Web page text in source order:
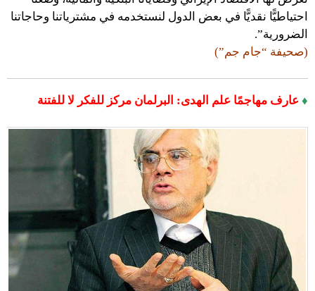
احتياطيًّا نقديًّا في بعض الدول لنستخدمه في مشترياتنا وحاجاتنا
الضرورية”.
(صحيفة “جام جم”)
♦ عارف مهاجمًا علم الهدى: البرلمان مركز للفكر لا للفتنة